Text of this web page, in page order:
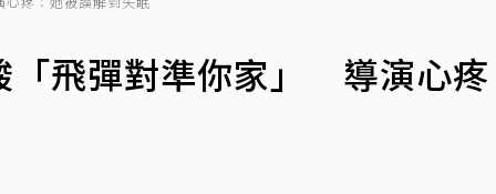
「飛彈對準你家」 導演心